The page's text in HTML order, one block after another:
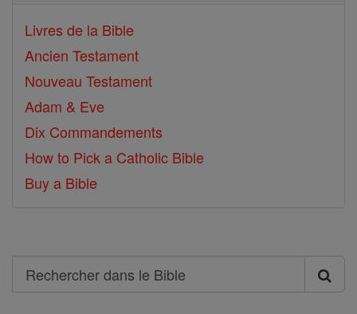
Livres de la Bible
Ancien Testament
Nouveau Testament
Adam & Eve
Dix Commandements
How to Pick a Catholic Bible
Buy a Bible
Search
Rechercher